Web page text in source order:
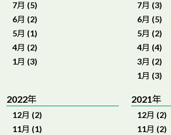
7月 (5)
6月 (2)
5月 (1)
4月 (2)
1月 (3)
7月 (3)
6月 (5)
5月 (2)
4月 (4)
3月 (2)
1月 (3)
2022年
12月 (2)
11月 (1)
2021年
12月 (2)
11月 (2)